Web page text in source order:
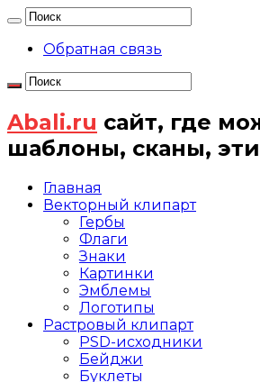
Обратная связь
Abali.ru сайт, где
шаблоны, сканы,
Главная
Векторный клипарт
Гербы
Флаги
Знаки
Картинки
Эмблемы
Логотипы
Растровый клипарт
PSD-исходники
Бейджи
Буклеты